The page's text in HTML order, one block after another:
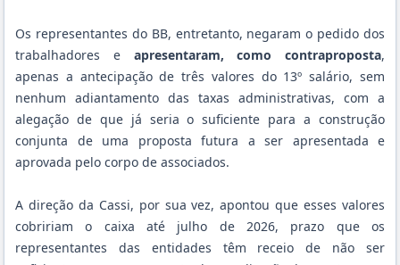
Os representantes do BB, entretanto, negaram o pedido dos
trabalhadores e apresentaram, como contraproposta,
apenas a antecipação de três valores do 13º salário, sem
nenhum adiantamento das taxas administrativas, com a
alegação de que já seria o suficiente para a construção
conjunta de uma proposta futura a ser apresentada e
aprovada pelo corpo de associados.
A direção da Cassi, por sua vez, apontou que esses valores
cobririam o caixa até julho de 2026, prazo que os
representantes das entidades têm receio de não ser